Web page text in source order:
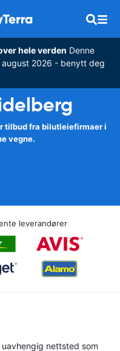
hele verden Denne
august 2026 - benytt deg
tilbud fra bilutleiefirmaer i
vegne.
leverandører
nettsted som